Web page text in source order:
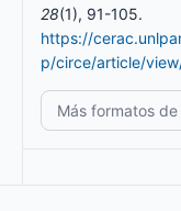
28(1), 91-105.
https://
p/circe/article/
Más formatos